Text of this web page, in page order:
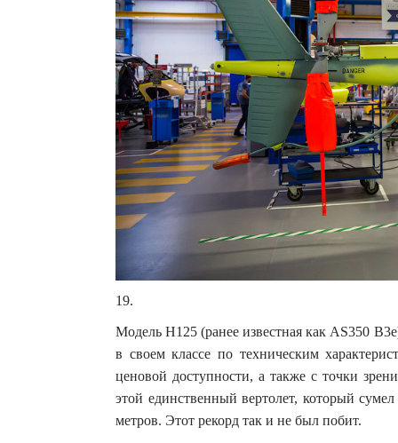
19.
Модель H125 (ранее известная как AS350
в своем классе по техническим
ценовой доступности, а также с точки
этой единственный вертолет, который
метров. Этот рекорд так и не был побит.